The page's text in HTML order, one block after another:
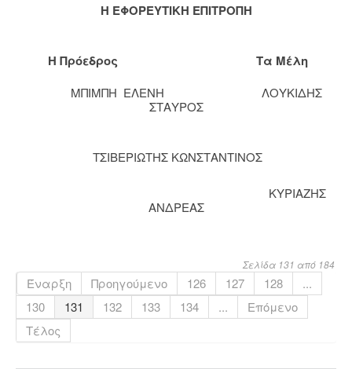
Η ΕΦΟΡΕΥΤΙΚΗ ΕΠΙΤΡΟΠΗ
Η Πρόεδρος Τα Μέλη
ΜΠΙΜΠΗ ΕΛΕΝΗ ΛΟΥΚΙΔΗΣ
ΣΤΑΥΡΟΣ
ΤΣΙΒΕΡΙΩΤΗΣ ΚΩΝΣΤΑΝΤΙΝΟΣ
ΚΥΡΙΑΖΗΣ
ΑΝΔΡΕΑΣ
Σελίδα 131 από 184
Έναρξη Προηγούμενο 126 127 128
...
130
131 132 133 134 ...
Επόμενο
Τέλος